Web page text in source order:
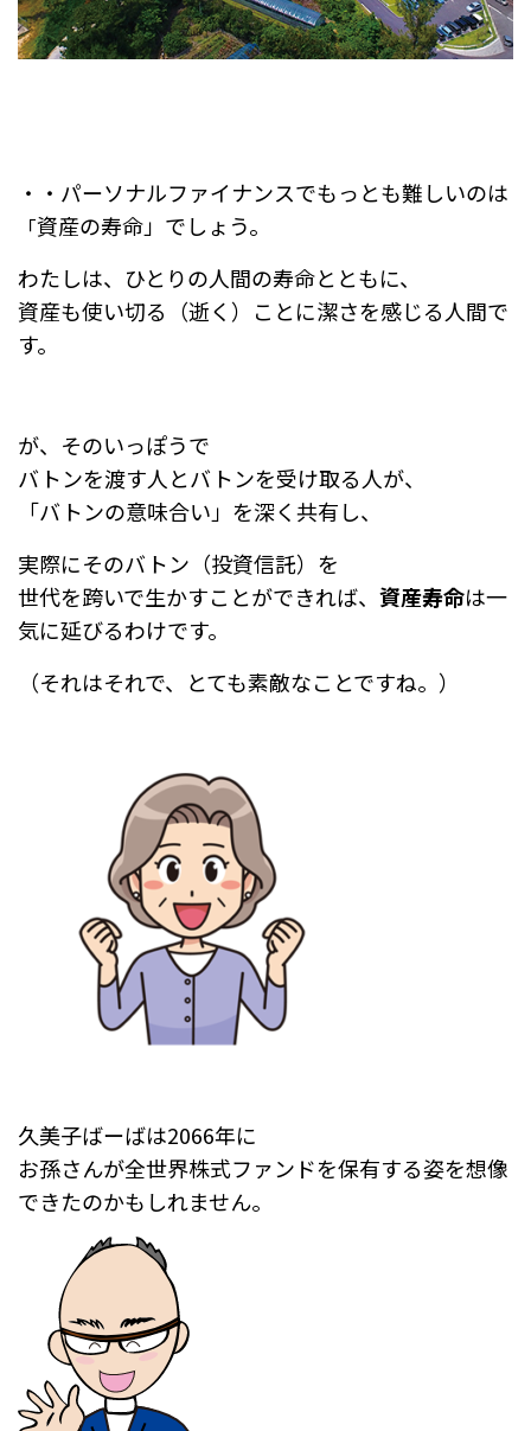
・・パーソナルファイナンスでもっとも難しいのは
「資産の寿命」でしょう。
わたしは、ひとりの人間の寿命とともに、
資産も使い切る（逝く）ことに潔さを感じる人間で
す。
が、そのいっぽうで
バトンを渡す人とバトンを受け取る人が、
「バトンの意味合い」を深く共有し、
実際にそのバトン（投資信託）を
世代を跨いで生かすことができれば、 資産寿命は一
気に延びるわけです。
（それはそれで、とても素敵なことですね。）
久美子ばーばは2066年に
お孫さんが全世界株式ファンドを保有する姿を想像
できたのかもしれません。